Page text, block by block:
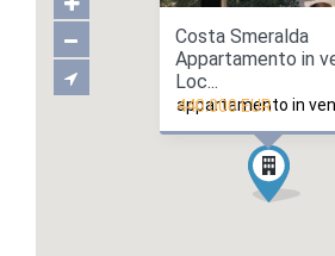
Costa Smeralda
Appartamento in
Loc...
appartamento in
440.000 EUR